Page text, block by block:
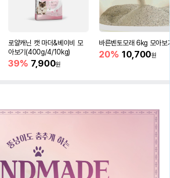
로얄캐닌 캣 마더&베이비 모
아보기(400g/4/10kg)
39% 7,900원
바른벤토모래 6kg 모아보기
20% 10,700원